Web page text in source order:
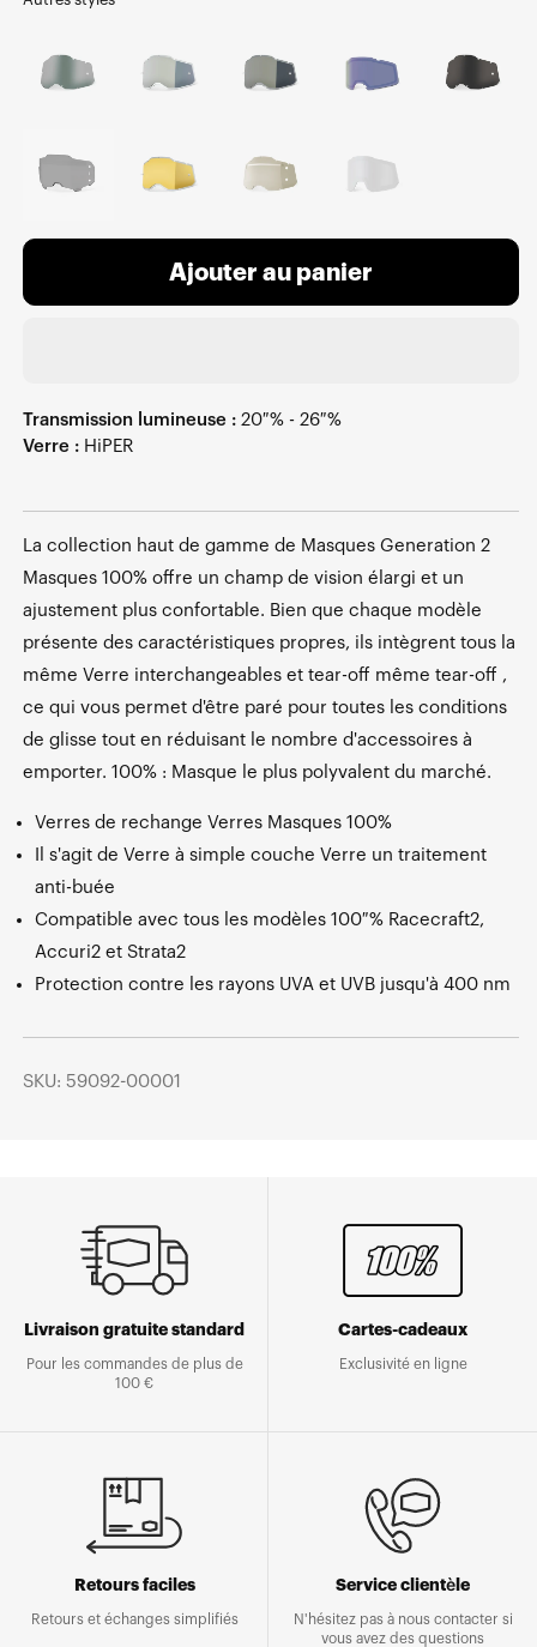
Ajouter au panier
Transmission lumineuse : 20 % - 26 %
Verre : HiPER
La collection haut de gamme de Masques Generation 2
Masques 100% offre un champ de vision élargi et un
ajustement plus confortable. Bien que chaque modèle
présente des caractéristiques propres, ils intègrent tous la
même Verre interchangeables et tear-off même tear-off ,
ce qui vous permet d'être paré pour toutes les conditions
de glisse tout en réduisant le nombre d'accessoires à
emporter. 100% : Masque le plus polyvalent du marché.
Verres de rechange Verres Masques 100%
Il s'agit de Verre à simple couche Verre un traitement
anti-buée
Compatible avec tous les modèles 100 % Racecraft2,
Accuri2 et Strata2
Protection contre les rayons UVA et UVB jusqu'à 400 nm
SKU: 59092-00001
Livraison gratuite standard
Pour les commandes de plus de
100 €
Cartes-cadeaux
Exclusivité en ligne
Retours faciles
Retours et échanges simplifiés
Service clientèle
N'hésitez pas à nous contacter si
vous avez des questions